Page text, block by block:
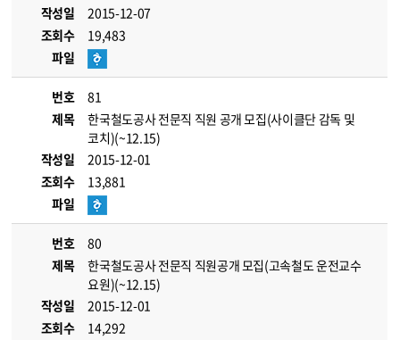
작성일
2015-12-07
조회수
19,483
파일
번호
81
제목
한국철도공사 전문직 직원 공개 모집(사이클단 감독 및
코치)(~12.15)
작성일
2015-12-01
조회수
13,881
파일
번호
80
제목
한국철도공사 전문직 직원공개 모집(고속철도 운전교수
요원)(~12.15)
작성일
2015-12-01
조회수
14,292